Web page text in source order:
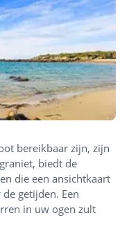
bereikbaar zijn, zijn
biedt de
die een ansichtkaart
getijden. Een
in uw ogen zult